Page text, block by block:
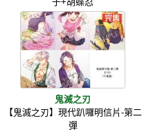
鬼滅之刃
【鬼滅之刃】現代趴囉明信片-第二
彈